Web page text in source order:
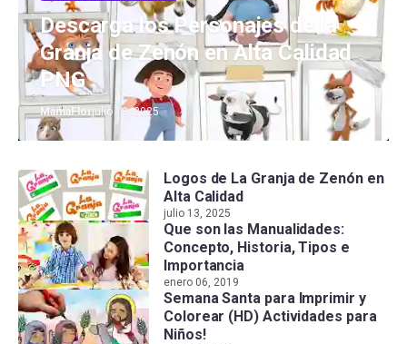
Descarga los Personajes de la
Granja de Zenón en Alta Calidad
PNG
MamaFlorjulio 13, 2025
Logos de La Granja de Zenón en
Alta Calidad
julio 13, 2025
Que son las Manualidades:
Concepto, Historia, Tipos e
Importancia
enero 06, 2019
Semana Santa para Imprimir y
Colorear (HD) Actividades para
Niños!